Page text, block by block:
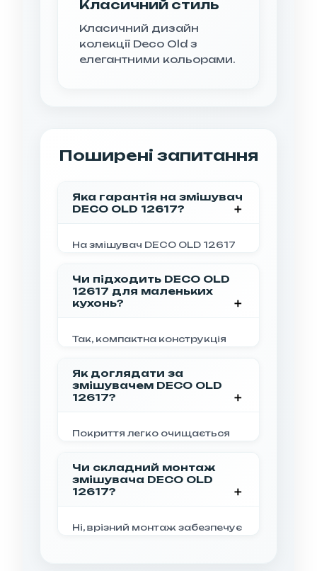
Класичний стиль
Класичний дизайн
колекції Deco Old з
елегантними кольорами.
Поширені запитання
Яка гарантія на змішувач
DECO OLD 12617?
На змішувач DECO OLD 12617
та якість.
Чи підходить DECO OLD
12617 для маленьких
кухонь?
Так, компактна конструкція
кухонь та обмежених
просторів.
Як доглядати за
змішувачем DECO OLD
12617?
Покриття легко очищається
кольорів використовуйте
відповідні засоби догляду.
Чи складний монтаж
змішувача DECO OLD
12617?
Ні, врізний монтаж забезпечує